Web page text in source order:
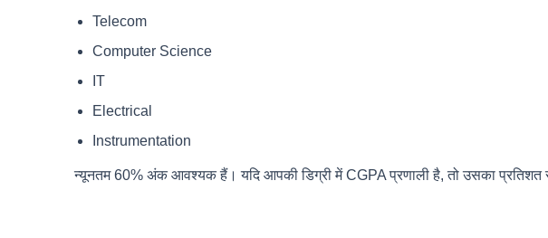
Telecom
Computer Science
IT
Electrical
Instrumentation
न्यूनतम 60% अंक आवश्यक हैं। यदि आपकी डिग्री में CGPA प्रणाली है, तो उसका प्रतिशत